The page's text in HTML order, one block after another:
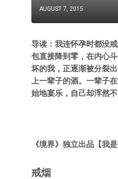
AUGUST 7, 2015
导读：我连怀孕时都没
包直接降到零，在内心
坏的我，正逐渐被分裂
上一辈子的酒。一辈子
始地宴乐，自己却浑然不
《境界》独立出品【我是
戒烟